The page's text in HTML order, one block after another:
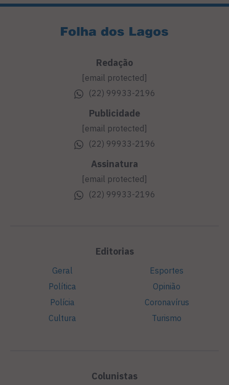
Redação
[email protected]
(22) 99933-2196
Publicidade
[email protected]
(22) 99933-2196
Assinatura
[email protected]
(22) 99933-2196
Editorias
Geral
Política
Polícia
Cultura
Esportes
Opinião
Coronavírus
Turismo
Colunistas